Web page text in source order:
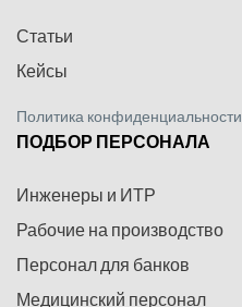
ПОДБОР ПЕРСОНАЛА
Инженеры и ИТР
Рабочие на производство
Персонал для банков
Медицинский персонал
Статьи
Кейсы
Политика конфиденциальности